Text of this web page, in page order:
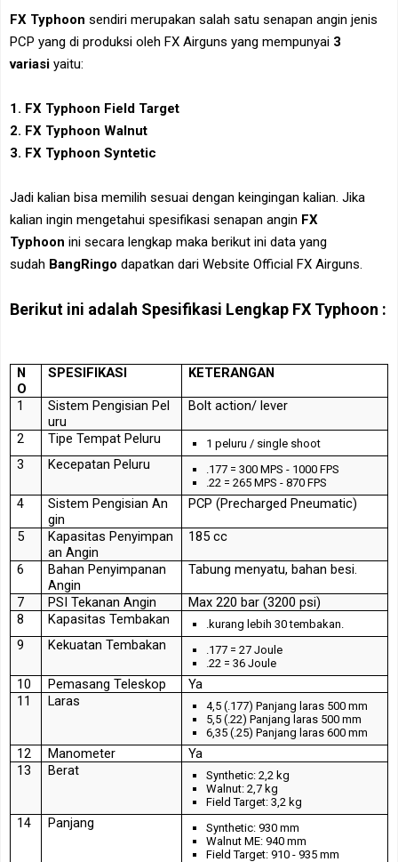
FX Typhoon sendiri merupakan salah satu senapan angin jenis
PCP yang di produksi oleh FX Airguns yang mempunyai 3
variasi yaitu:
1. FX Typhoon Field Target
2. FX Typhoon Walnut
3. FX Typhoon Syntetic
Jadi kalian bisa memilih sesuai dengan keingingan kalian. Jika
kalian ingin mengetahui spesifikasi senapan angin FX
Typhoon ini secara lengkap maka berikut ini data yang
sudah BangRingo dapatkan dari Website Official FX Airguns.
Berikut ini adalah Spesifikasi Lengkap FX Typhoon :
N
O
SPESIFIKASI KETERANGAN
1 Sistem Pengisian Pel
uru
Bolt action/ lever
2 Tipe Tempat Peluru 1 peluru / single shoot
3 Kecepatan Peluru
.177 = 300 MPS - 1000 FPS
.22 = 265 MPS - 870 FPS
4 Sistem Pengisian An
gin
PCP (Precharged Pneumatic)
5 Kapasitas Penyimpan
an Angin
185 cc
6 Bahan Penyimpanan
Angin
Tabung menyatu, bahan besi.
7 PSITekanan Angin
Max 220 bar (3200 psi)
8
Kapasitas Tembakan .kurang lebih 30 tembakan.
9 Kekuatan Tembakan
.177 = 27 Joule
.22 = 36 Joule
10 Pemasang Teleskop
Ya
11
Laras
4,5 (.177) Panjang laras 500 mm
5,5 (.22) Panjang laras 500 mm
6,35 (.25) Panjang laras 600 mm
12 Manometer
Ya
13
Berat
Synthetic: 2,2 kg
Walnut: 2,7 kg
Field Target: 3,2 kg
14 Panjang
Synthetic: 930 mm
Walnut ME: 940 mm
Field Target: 910 - 935 mm